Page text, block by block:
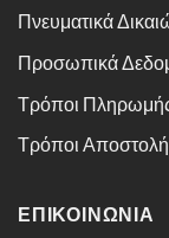
Πνευματικά
Προσωπικά
Τρόποι
Τρόποι
ΕΠΙΚΟΙΝΩΝΊΑ